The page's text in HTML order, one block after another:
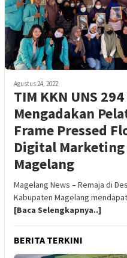
Agustus 24, 2022
TIM KKN UNS
Mengadakan
Frame Pressed
Digital
Magelang
Magelang News – Remaja di
Kabupaten Magelang
[Baca Selengkapnya..]
BERITA TERKINI